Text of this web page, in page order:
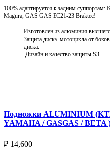
100% адаптируется к задним
Magura, GAS GAS EC21-23 Braktec!
Изготовлен из алюминия высшего
Защита диска мотоцикла от
диска.
Дизайн и качество защиты S3
Подножки ALUMINIUM
YAMAHA / GASGAS / BETA )
₽ 14,600